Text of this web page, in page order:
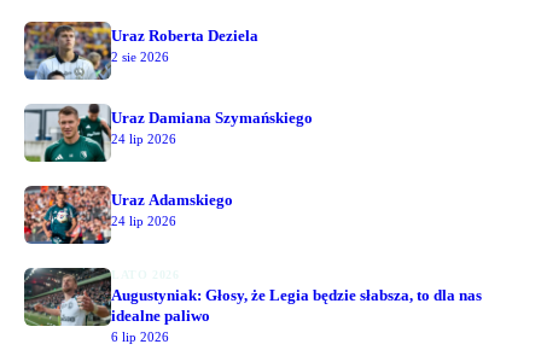
Uraz Roberta Deziela
2 sie 2026
Uraz Damiana Szymańskiego
24 lip 2026
Uraz Adamskiego
24 lip 2026
Augustyniak: Głosy, że Legia będzie słabsza, to dla nas
idealne paliwo
6 lip 2026